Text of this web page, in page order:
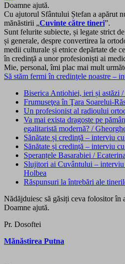
Doamne ajută.
Cu ajutorul Sfântului Ștefan a apărut
mănăstirii „Cuvinte către tineri”.
Sunt felurite subiecte, și legate strict
și generale, despre convertirea la
medii culturale și etnice depărtate de
în credință a unor profesioniști ai
Mie, personal, îmi plac mai mult
Să stăm fermi în credinţele noastre –
Biserica Antiohiei, ieri și astăzi /
Frumuseţea în Ţara Soarelui-
Un profesionist al radioului
Va mai exista dragoste pe
egalitaristă modernă?​ /
Sănătate și credință – interviu
Sănătate și credință – interviu
Speranțele Basarabiei /
Slujitori ai Cuvântului –
Holbea
Răspunsuri la întrebări ale
Nădăjduiesc să găsiți ceva folositor în
Doamne ajută.
Pr. Dosoftei
Mănăstirea Putna